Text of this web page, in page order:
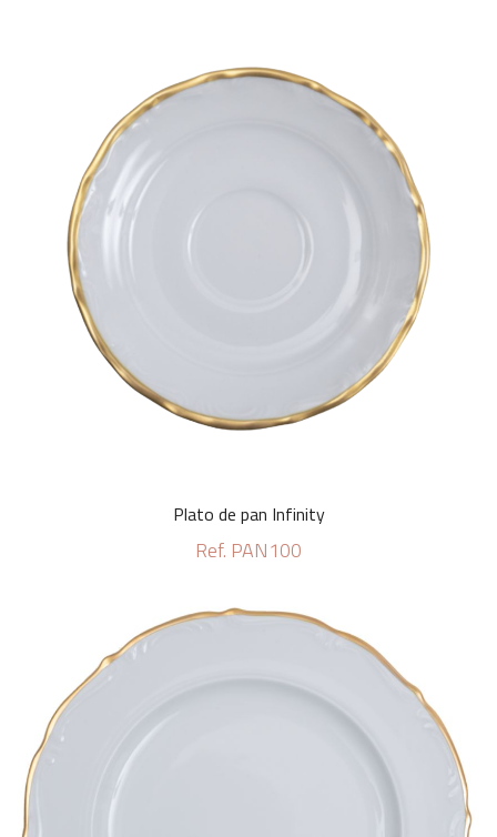
Plato de pan Infinity
Ref. PAN100